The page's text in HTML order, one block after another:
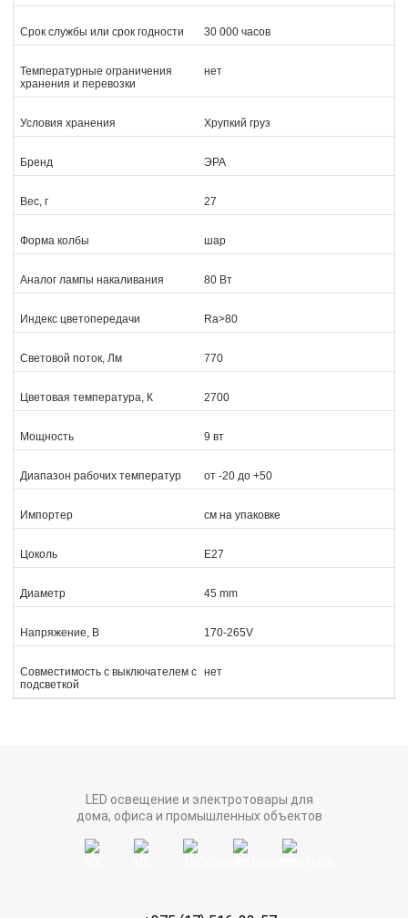
Срок службы или срок годности 30 000 часов
Температурные ограничения
хранения и перевозки
нет
Условия хранения Хрупкий груз
Бренд ЭРА
Вес, г 27
Форма колбы шар
Аналог лампы накаливания 80 Вт
Индекс цветопередачи Ra>80
Световой поток, Лм 770
Цветовая температура, К 2700
Мощность 9 вт
Диапазон рабочих температур от -20 до +50
Импортер см на упаковке
Цоколь Е27
Диаметр 45 mm
Напряжение, В 170-265V
Совместимость с выключателем с
подсветкой
нет
LED освещение и электротовары для
дома, офиса и промышленных объектов